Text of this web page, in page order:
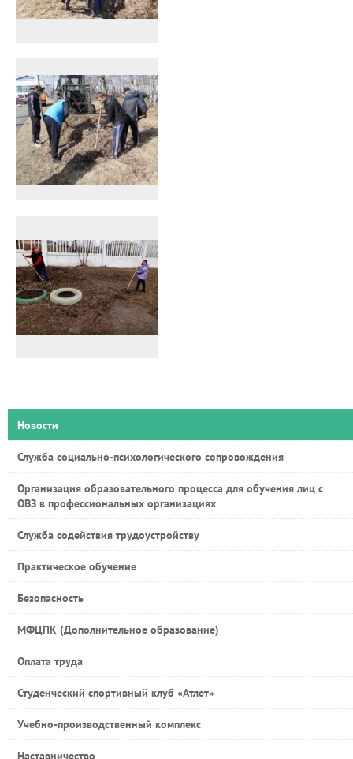
Новости
Служба социально-психологического сопровождения
Организация образовательного процесса для обучения лиц с
ОВЗ в профессиональных организациях
Служба содействия трудоустройству
Практическое обучение
Безопасность
МФЦПК (Дополнительное образование)
Оплата труда
Студенческий спортивный клуб «Атлет»
Учебно-производственный комплекс
Наставничество